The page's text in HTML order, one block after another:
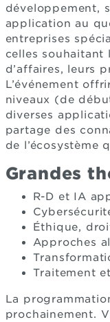
développement,
application au
entreprises
celles souhaitant
d’affaires, leurs
L’événement
niveaux (de
diverses
partage des
de l’écosystème
Grandes
R-D et IA
Éthique,
Approches
Traitement
La
prochainement.